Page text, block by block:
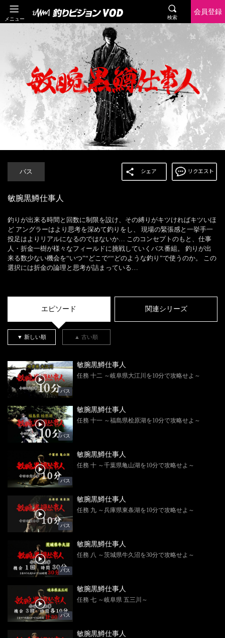
メニュー 検索
会員登録
バス
敏腕黒鱒仕事人
釣りが出来る時間と回数に制限を設け、その縛りがキツければキツいほ
ど アングラーはより思考を深めて釣りをし、 現場の緊張感と一挙手一
投足はよりリアルになるのではないか… このコンセプトのもと、仕事
人・折金一樹が様々なフィールドに挑戦していくバス番組。 釣りが出
来る数少ない機会を“いつ”“どこで““どのような釣り”で使うのか。 この
選択には折金の論理と思考が詰まっている…
エピソード 関連シリーズ
▼ 新しい順 ▲ 古い順
バス
敏腕黒鱒仕事人
任務 十二 ～岐阜県大江川を10分で攻略せよ～
バス
敏腕黒鱒仕事人
任務 十一 ～福島県桧原湖を10分で攻略せよ～
バス
敏腕黒鱒仕事人
任務 十 ～千葉県亀山湖を10分で攻略せよ～
バス
敏腕黒鱒仕事人
任務 九 ～兵庫県東条湖を10分で攻略せよ～
バス
敏腕黒鱒仕事人
任務 八 ～茨城県牛久沼を30分で攻略せよ～
バス
敏腕黒鱒仕事人
任務 七 ～岐阜県 五三川～
敏腕黒鱒仕事人